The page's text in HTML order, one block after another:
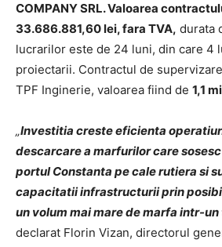
COMPANY SRL. Valoarea
33.686.881,60 lei, fara TVA, durata
lucrarilor este de 24 luni, din care 4
proiectarii. Contractul de
TPF Inginerie, valoarea fiind de 1,1
„Investitia creste eficienta
descarcare a marfurilor care
portul Constanta pe cale rutiera si
capacitatii infrastructurii prin
un volum mai mare de marfa intr-
declarat Florin Vizan, directorul